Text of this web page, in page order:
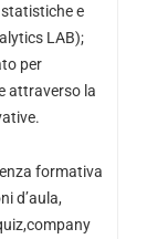
e
LAB);
per
attraverso la
formativa
d’aula,